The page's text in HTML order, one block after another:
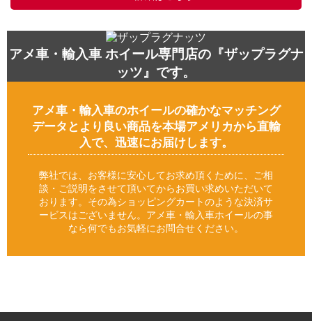
アメ車・輸入車 ホイール専門店の『ザップラグナ
ッツ』です。
アメ車・輸入車のホイールの確かなマッチング
データとより良い商品を本場アメリカから直輸
入で、迅速にお届けします。
弊社では、お客様に安心してお求め頂くために、ご相
談・ご説明をさせて頂いてからお買い求めいただいて
おります。その為ショッピングカートのような決済サ
ービスはございません。アメ車・輸入車ホイールの事
なら何でもお気軽にお問合せください。